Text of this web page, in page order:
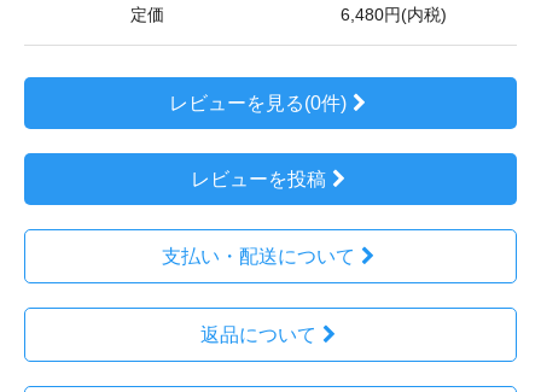
定価 6,480円(内税)
レビューを見る(0件)
レビューを投稿
支払い・配送について
返品について